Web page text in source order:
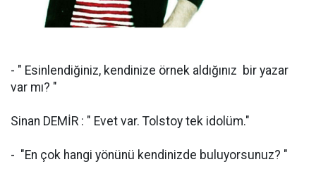
- " Esinlendiğiniz, kendinize örnek aldığınız bir yazar
var mı? "
Sinan DEMİR : " Evet var. Tolstoy tek idolüm."
- "En çok hangi yönünü kendinizde buluyorsunuz? "